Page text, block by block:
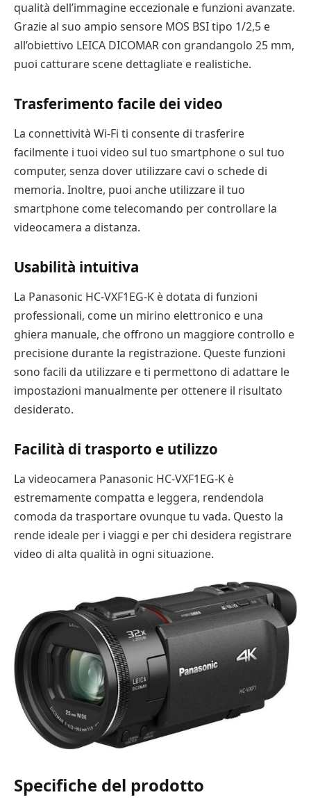
qualità dell’immagine eccezionale e funzioni avanzate.
Grazie al suo ampio sensore MOS BSI tipo 1/2,5 e
all’obiettivo LEICA DICOMAR con grandangolo 25 mm,
puoi catturare scene dettagliate e realistiche.
Trasferimento facile dei video
La connettività Wi-Fi ti consente di trasferire
facilmente i tuoi video sul tuo smartphone o sul tuo
computer, senza dover utilizzare cavi o schede di
memoria. Inoltre, puoi anche utilizzare il tuo
smartphone come telecomando per controllare la
videocamera a distanza.
Usabilità intuitiva
La Panasonic HC-VXF1EG-K è dotata di funzioni
professionali, come un mirino elettronico e una
ghiera manuale, che offrono un maggiore controllo e
precisione durante la registrazione. Queste funzioni
sono facili da utilizzare e ti permettono di adattare le
impostazioni manualmente per ottenere il risultato
desiderato.
Facilità di trasporto e utilizzo
La videocamera Panasonic HC-VXF1EG-K è
estremamente compatta e leggera, rendendola
comoda da trasportare ovunque tu vada. Questo la
rende ideale per i viaggi e per chi desidera registrare
video di alta qualità in ogni situazione.
Specifiche del prodotto